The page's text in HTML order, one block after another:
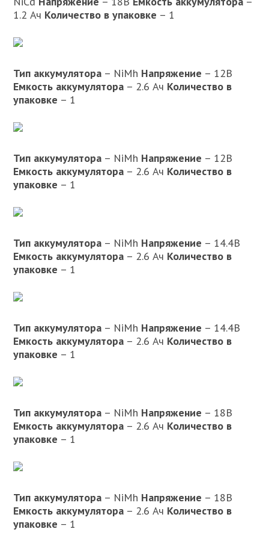
1.2 Ач Количество в упаковке – 1
Тип аккумулятора – NiMh Напряжение – 12В
Емкость аккумулятора – 2.6 Ач Количество в
упаковке – 1
Тип аккумулятора – NiMh Напряжение – 12В
Емкость аккумулятора – 2.6 Ач Количество в
упаковке – 1
Тип аккумулятора – NiMh Напряжение – 14.4В
Емкость аккумулятора – 2.6 Ач Количество в
упаковке – 1
Тип аккумулятора – NiMh Напряжение – 14.4В
Емкость аккумулятора – 2.6 Ач Количество в
упаковке – 1
Тип аккумулятора – NiMh Напряжение – 18В
Емкость аккумулятора – 2.6 Ач Количество в
упаковке – 1
Тип аккумулятора – NiMh Напряжение – 18В
Емкость аккумулятора – 2.6 Ач Количество в
упаковке – 1